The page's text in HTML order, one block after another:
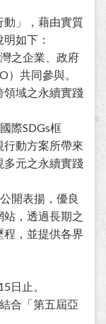
動」，藉由實質
如下：
之企業、政府
共同參與。
領域之永續實踐
際SDGs框
動方案所帶來
多元之永續實踐
開表揚，優良
，透過長期之
程，並提供各界
日止。
合「第五屆亞